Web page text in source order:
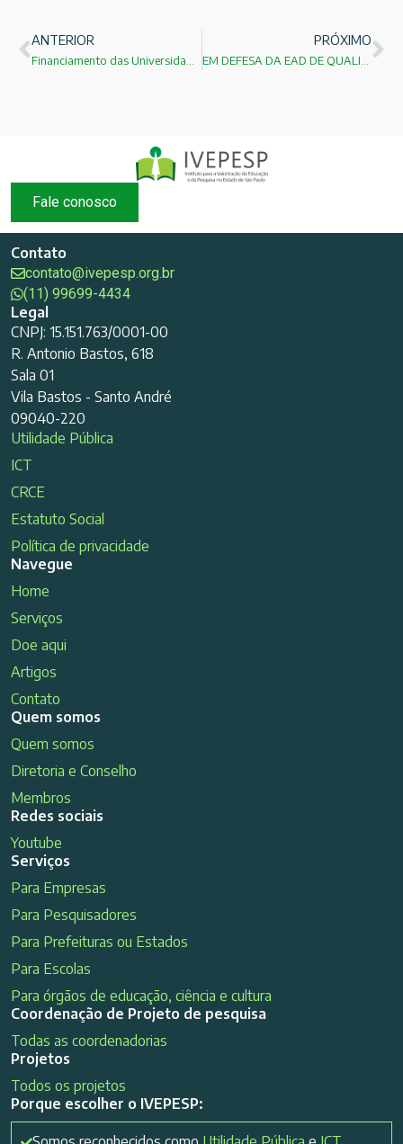
ANTERIOR PRÓXIMO
Fale conosco
Contato
contato@ivepesp.org.br
(11) 99699-4434
Legal
CNPJ: 15.151.763/0001-00
R. Antonio Bastos, 618
Sala 01
Vila Bastos - Santo André
09040-220
Utilidade Pública
ICT
CRCE
Estatuto Social
Política de privacidade
Navegue
Home
Serviços
Doe aqui
Artigos
Contato
Quem somos
Quem somos
Diretoria e Conselho
Membros
Redes sociais
Youtube
Serviços
Para Empresas
Para Pesquisadores
Para Prefeituras ou Estados
Para Escolas
Para órgãos de educação, ciência e cultura
Coordenação de Projeto de pesquisa
Todas as coordenadorias
Projetos
Todos os projetos
Porque escolher o IVEPESP: